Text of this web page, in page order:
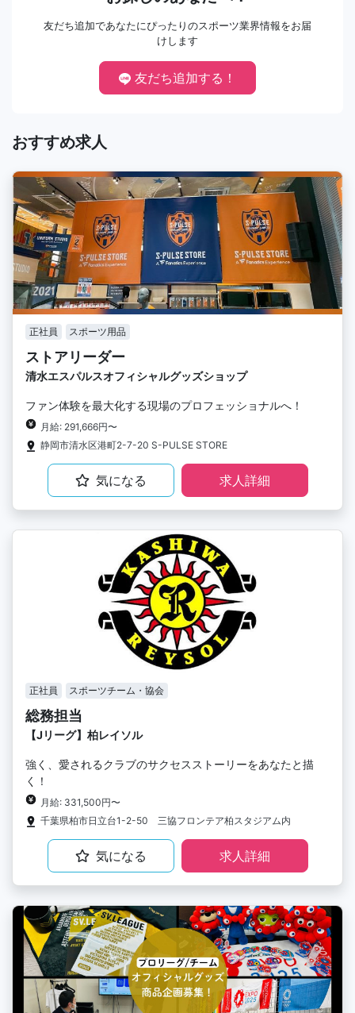
友だち追加であなたにぴったりのスポーツ業界情報をお届
けします
友だち追加する！
おすすめ求人
正社員 スポーツ用品
ストアリーダー
清水エスパルスオフィシャルグッズショップ
ファン体験を最大化する現場のプロフェッショナルへ！
月給: 291,666円〜
静岡市清水区港町2-7-20 S-PULSE STORE
気になる 求人詳細
正社員 スポーツチーム・協会
総務担当
【Jリーグ】柏レイソル
強く、愛されるクラブのサクセスストーリーをあなたと描
く！
月給: 331,500円〜
千葉県柏市日立台1-2-50 三協フロンテア柏スタジアム内
気になる 求人詳細